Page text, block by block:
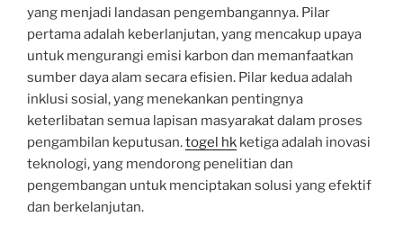
yang menjadi landasan pengembangannya. Pilar
pertama adalah keberlanjutan, yang mencakup upaya
untuk mengurangi emisi karbon dan memanfaatkan
sumber daya alam secara efisien. Pilar kedua adalah
inklusi sosial, yang menekankan pentingnya
keterlibatan semua lapisan masyarakat dalam proses
pengambilan keputusan.togel hk ketiga adalah inovasi
teknologi, yang mendorong penelitian dan
pengembangan untuk menciptakan solusi yang efektif
dan berkelanjutan.